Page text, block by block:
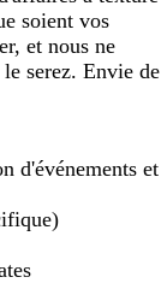
soient vos
et nous ne
serez. Envie de
d'événements et